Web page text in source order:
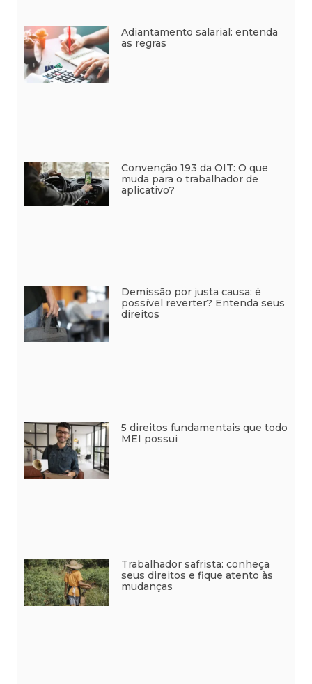
Adiantamento salarial: entenda
as regras
Convenção 193 da OIT: O que
muda para o trabalhador de
aplicativo?
Demissão por justa causa: é
possível reverter? Entenda seus
direitos
5 direitos fundamentais que todo
MEI possui
Trabalhador safrista: conheça
seus direitos e fique atento às
mudanças